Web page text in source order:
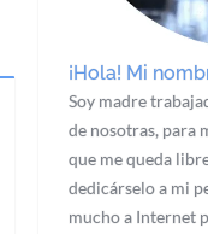
¡Hola! Mi
Soy madre
de nosotras, para
que me queda
dedicárselo a mi
mucho a Internet